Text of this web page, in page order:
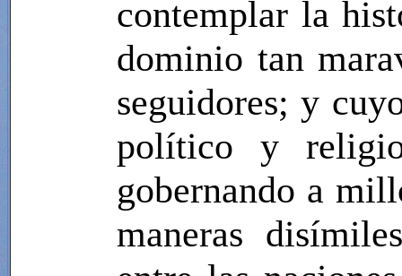
contemplar la
dominio tan
seguidores; y
político y
gobernando a
maneras